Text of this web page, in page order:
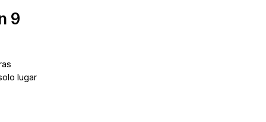
9
lugar